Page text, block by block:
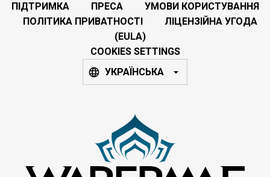
ПІДТРИМКА ПРЕСА
УМОВИ КОРИСТУВАННЯ
ПОЛІТИКА ПРИВАТНОСТІ
ЛІЦЕНЗІЙНА УГОДА
(EULA)
COOKIES SETTINGS
УКРАЇНСЬКА